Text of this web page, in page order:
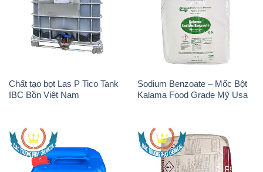
Chất tạo bọt Las P Tico Tank
IBC Bồn Việt Nam
Sodium Benzoate – Mốc Bột
Kalama Food Grade Mỹ Usa